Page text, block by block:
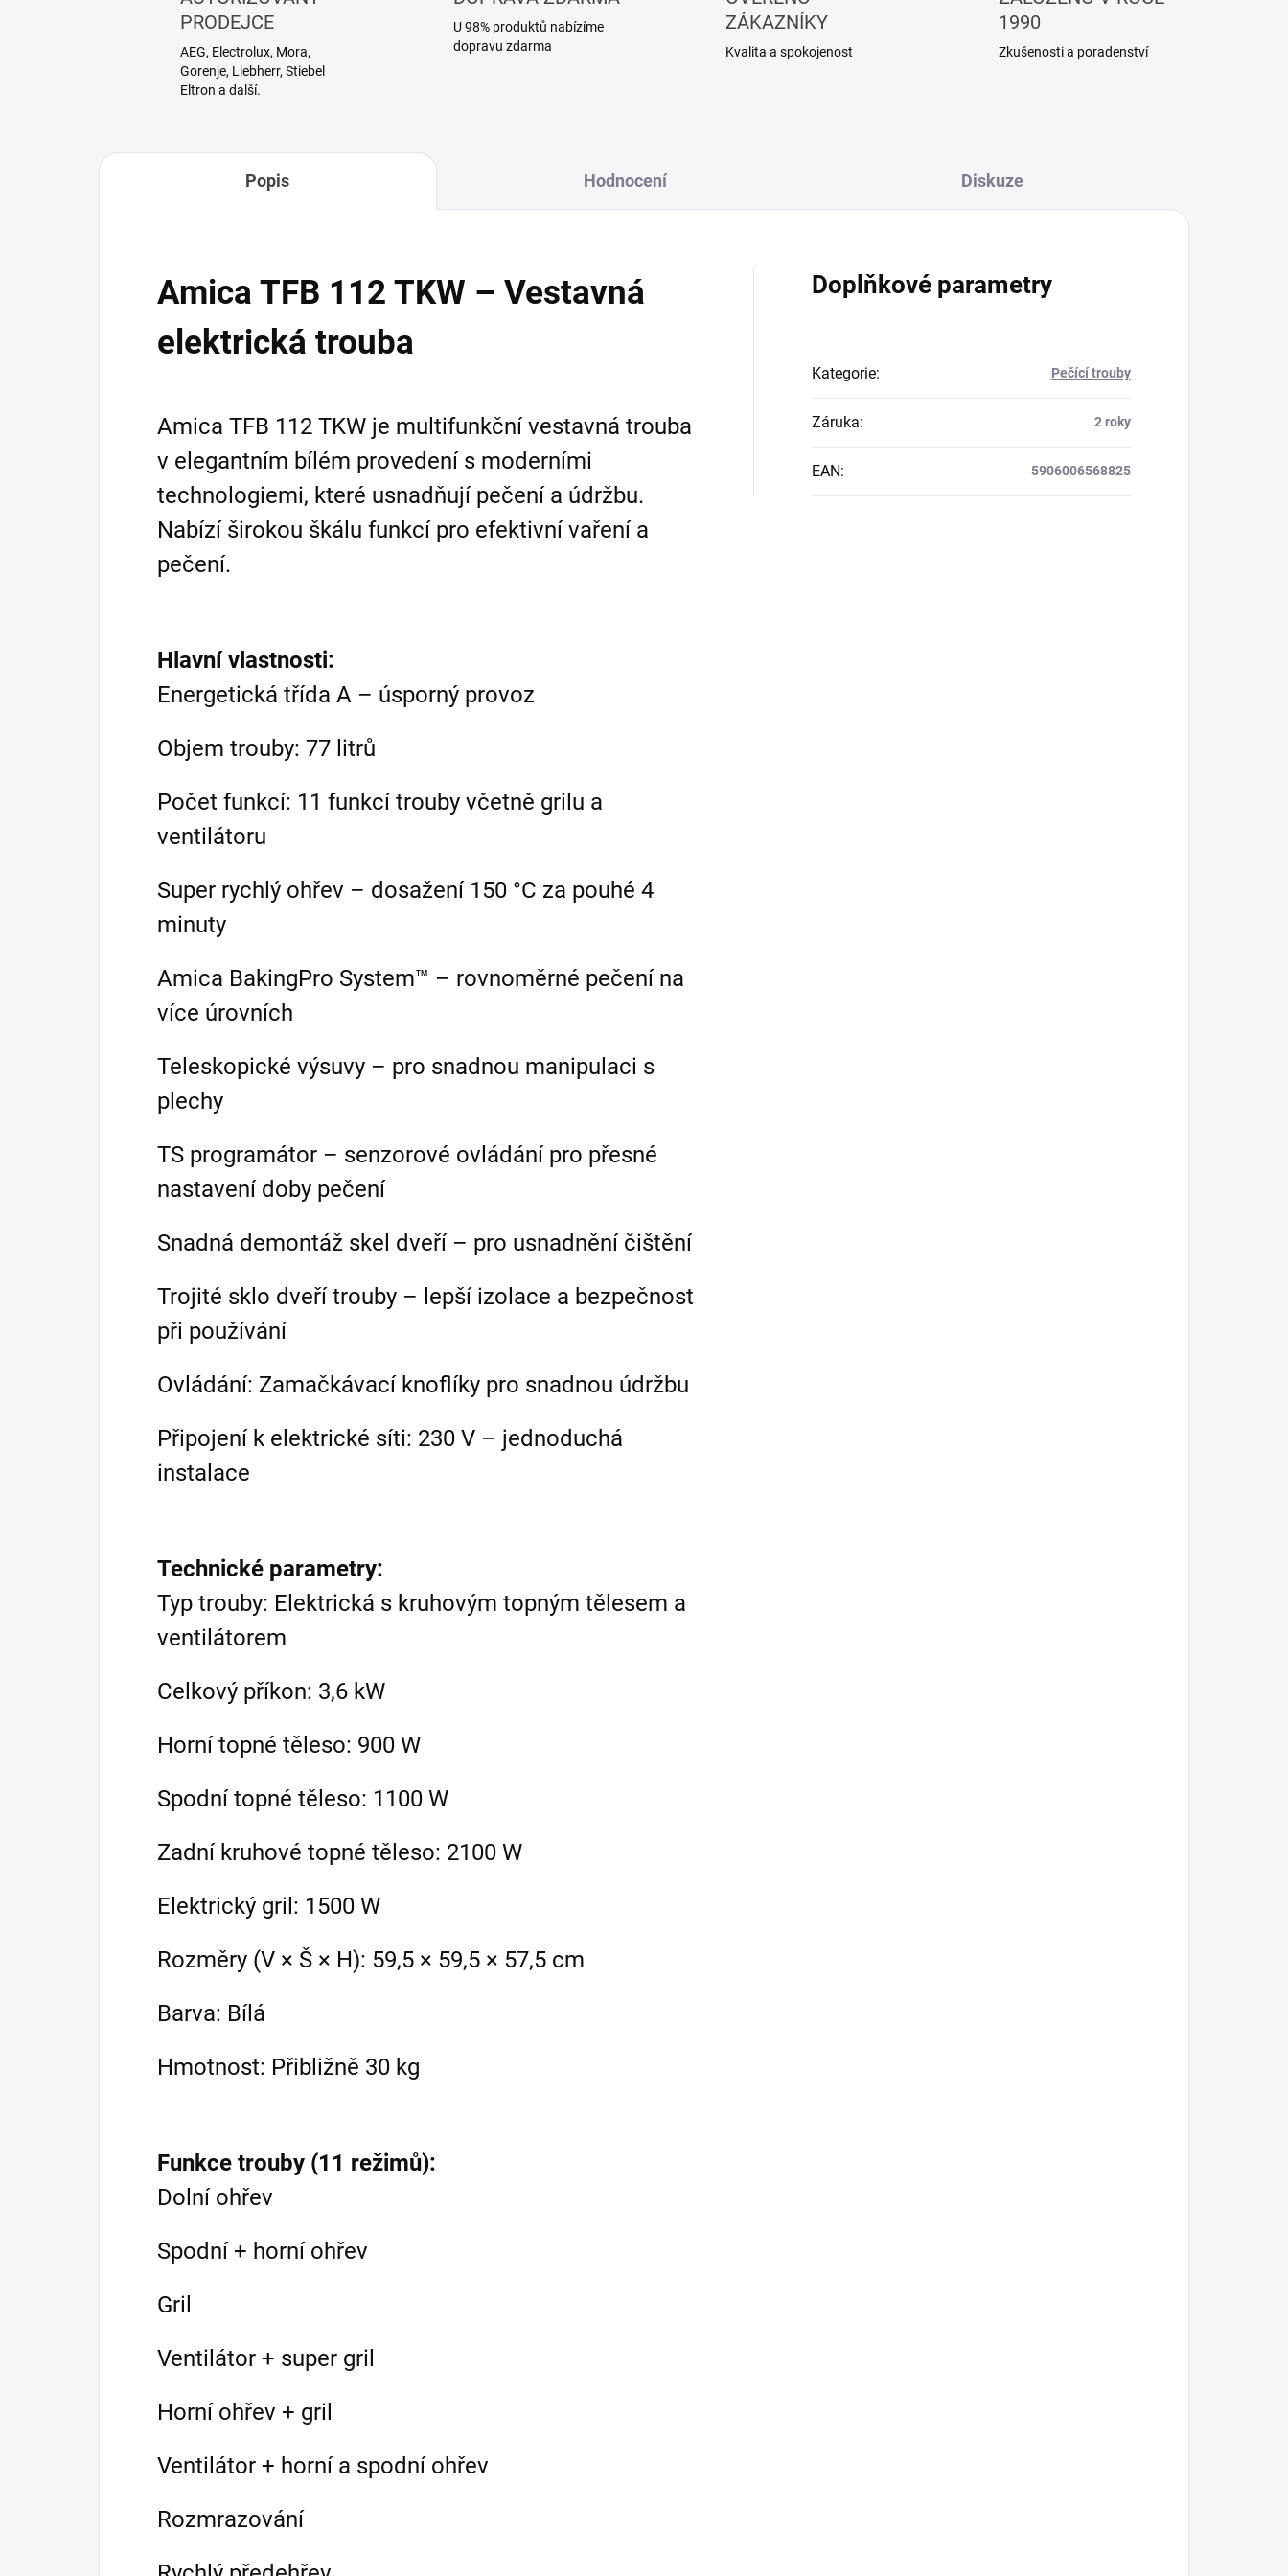
PRODEJCE
AEG, Electrolux, Mora,
Gorenje, Liebherr, Stiebel
Eltron a další.
U 98% produktů nabízíme
dopravu zdarma
ZÁKAZNÍKY
Kvalita a spokojenost
1990
Zkušenosti a poradenství
Popis Hodnocení Diskuze
Amica TFB 112 TKW – Vestavná
elektrická trouba
Amica TFB 112 TKW je multifunkční vestavná trouba
v elegantním bílém provedení s moderními
technologiemi, které usnadňují pečení a údržbu.
Nabízí širokou škálu funkcí pro efektivní vaření a
pečení.
Hlavní vlastnosti:
Energetická třída A – úsporný provoz
Objem trouby: 77 litrů
Počet funkcí: 11 funkcí trouby včetně grilu a
ventilátoru
Super rychlý ohřev – dosažení 150 °C za pouhé 4
minuty
Amica BakingPro System™ – rovnoměrné pečení na
více úrovních
Teleskopické výsuvy – pro snadnou manipulaci s
plechy
TS programátor – senzorové ovládání pro přesné
nastavení doby pečení
Snadná demontáž skel dveří – pro usnadnění čištění
Trojité sklo dveří trouby – lepší izolace a bezpečnost
při používání
Ovládání: Zamačkávací knoflíky pro snadnou údržbu
Připojení k elektrické síti: 230 V – jednoduchá
instalace
Technické parametry:
Typ trouby: Elektrická s kruhovým topným tělesem a
ventilátorem
Celkový příkon: 3,6 kW
Horní topné těleso: 900 W
Spodní topné těleso: 1100 W
Zadní kruhové topné těleso: 2100 W
Elektrický gril: 1500 W
Rozměry (V × Š × H): 59,5 × 59,5 × 57,5 cm
Barva: Bílá
Hmotnost: Přibližně 30 kg
Funkce trouby (11 režimů):
Dolní ohřev
Spodní + horní ohřev
Gril
Ventilátor + super gril
Horní ohřev + gril
Ventilátor + horní a spodní ohřev
Rozmrazování
Doplňkové parametry
Kategorie: Pečící trouby
Záruka: 2 roky
EAN: 5906006568825